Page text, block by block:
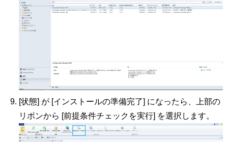
[状態] が [インストールの準備完了] になったら、上部の
リボンから [前提条件チェックを実行] を選択します。